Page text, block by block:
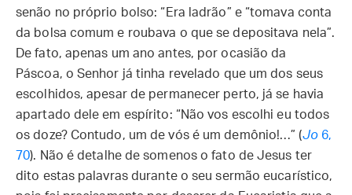
senão no próprio bolso: “Era ladrão” e “tomava conta
da bolsa comum e roubava o que se depositava nela”.
De fato, apenas um ano antes, por ocasião da
Páscoa, o Senhor já tinha revelado que um dos seus
escolhidos, apesar de permanecer perto, já se havia
apartado dele em espírito: “Não vos escolhi eu todos
os doze? Contudo, um de vós é um demônio!…” (Jo6,
70). Não é detalhe de somenos o fato de Jesus ter
dito estas palavras durante o seu sermão eucarístico,